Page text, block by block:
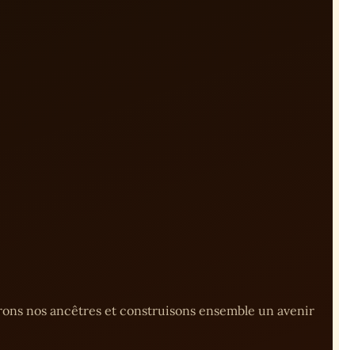
nos ancêtres et construisons ensemble un avenir